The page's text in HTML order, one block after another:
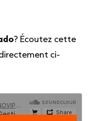
? Écoutez cette
ci-